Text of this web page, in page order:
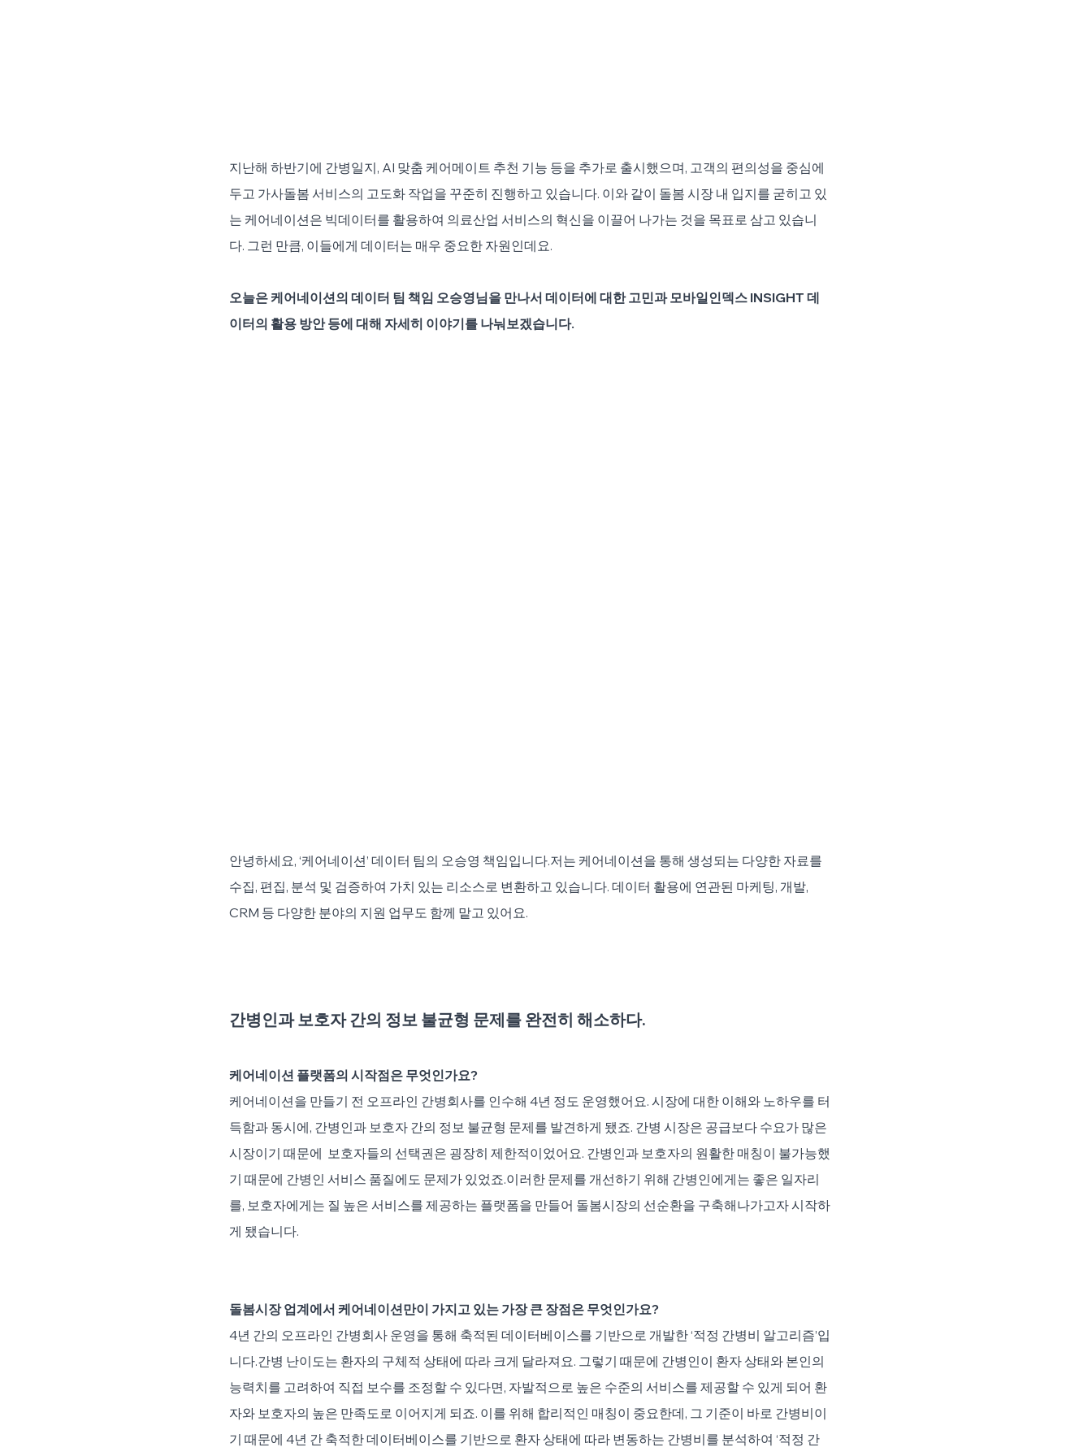
지난해 하반기에 간병일지, AI 맞춤 케어메이트 추천 기능 등을 추가로 출시했으며, 고객의 편의성을 중심에
두고 가사돌봄 서비스의 고도화 작업을 꾸준히 진행하고 있습니다. 이와 같이 돌봄 시장 내 입지를 굳히고 있
는 케어네이션은 빅데이터를 활용하여 의료산업 서비스의 혁신을 이끌어 나가는 것을 목표로 삼고 있습니
다. 그런 만큼, 이들에게 데이터는 매우 중요한 자원인데요.
오늘은 케어네이션의 데이터 팀 책임 오승영님을 만나서 데이터에 대한 고민과 모바일인덱스 INSIGHT 데
이터의 활용 방안 등에 대해 자세히 이야기를 나눠보겠습니다.
안녕하세요, ‘케어네이션’ 데이터 팀의 오승영 책임입니다.저는 케어네이션을 통해 생성되는 다양한 자료를
수집, 편집, 분석 및 검증하여 가치 있는 리소스로 변환하고 있습니다. 데이터 활용에 연관된 마케팅, 개발,
CRM 등 다양한 분야의 지원 업무도 함께 맡고 있어요.
간병인과 보호자 간의 정보 불균형 문제를 완전히 해소하다.
케어네이션 플랫폼의 시작점은 무엇인가요?
케어네이션을 만들기 전 오프라인 간병회사를 인수해 4년 정도 운영했어요. 시장에 대한 이해와 노하우를 터
득함과 동시에, 간병인과 보호자 간의 정보 불균형 문제를 발견하게 됐죠. 간병 시장은 공급보다 수요가 많은
시장이기 때문에  보호자들의 선택권은 굉장히 제한적이었어요. 간병인과 보호자의 원활한 매칭이 불가능했
기 때문에 간병인 서비스 품질에도 문제가 있었죠.이러한 문제를 개선하기 위해 간병인에게는 좋은 일자리
를, 보호자에게는 질 높은 서비스를 제공하는 플랫폼을 만들어 돌봄시장의 선순환을 구축해나가고자 시작하
게 됐습니다.
돌봄시장 업계에서 케어네이션만이 가지고 있는 가장 큰 장점은 무엇인가요?
4년 간의 오프라인 간병회사 운영을 통해 축적된 데이터베이스를 기반으로 개발한 ‘적정 간병비 알고리즘’입
니다.간병 난이도는 환자의 구체적 상태에 따라 크게 달라져요. 그렇기 때문에 간병인이 환자 상태와 본인의
능력치를 고려하여 직접 보수를 조정할 수 있다면, 자발적으로 높은 수준의 서비스를 제공할 수 있게 되어 환
자와 보호자의 높은 만족도로 이어지게 되죠. 이를 위해 합리적인 매칭이 중요한데, 그 기준이 바로 간병비이
기 때문에 4년 간 축적한 데이터베이스를 기반으로 환자 상태에 따라 변동하는 간병비를 분석하여 ‘적정 간